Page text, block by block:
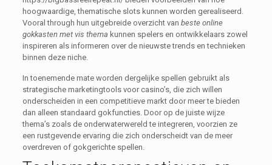
hoogwaardige, thematische slots kunnen worden gerealiseerd.
Vooral through hun uitgebreide overzicht van beste online
gokkasten met vis thema kunnen spelers en ontwikkelaars zowel
inspireren als informeren over de nieuwste trends en technieken
binnen deze niche.
In toenemende mate worden dergelijke spellen gebruikt als
strategische marketingtools voor casino’s, die zich willen
onderscheiden in een competitieve markt door meer te bieden
dan alleen standaard gokfuncties. Door op de juiste wijze
thema’s zoals de onderwaterwereld te integreren, voorzien ze
een rustgevende ervaring die zich onderscheidt van de meer
overdreven of gokgerichte spellen.